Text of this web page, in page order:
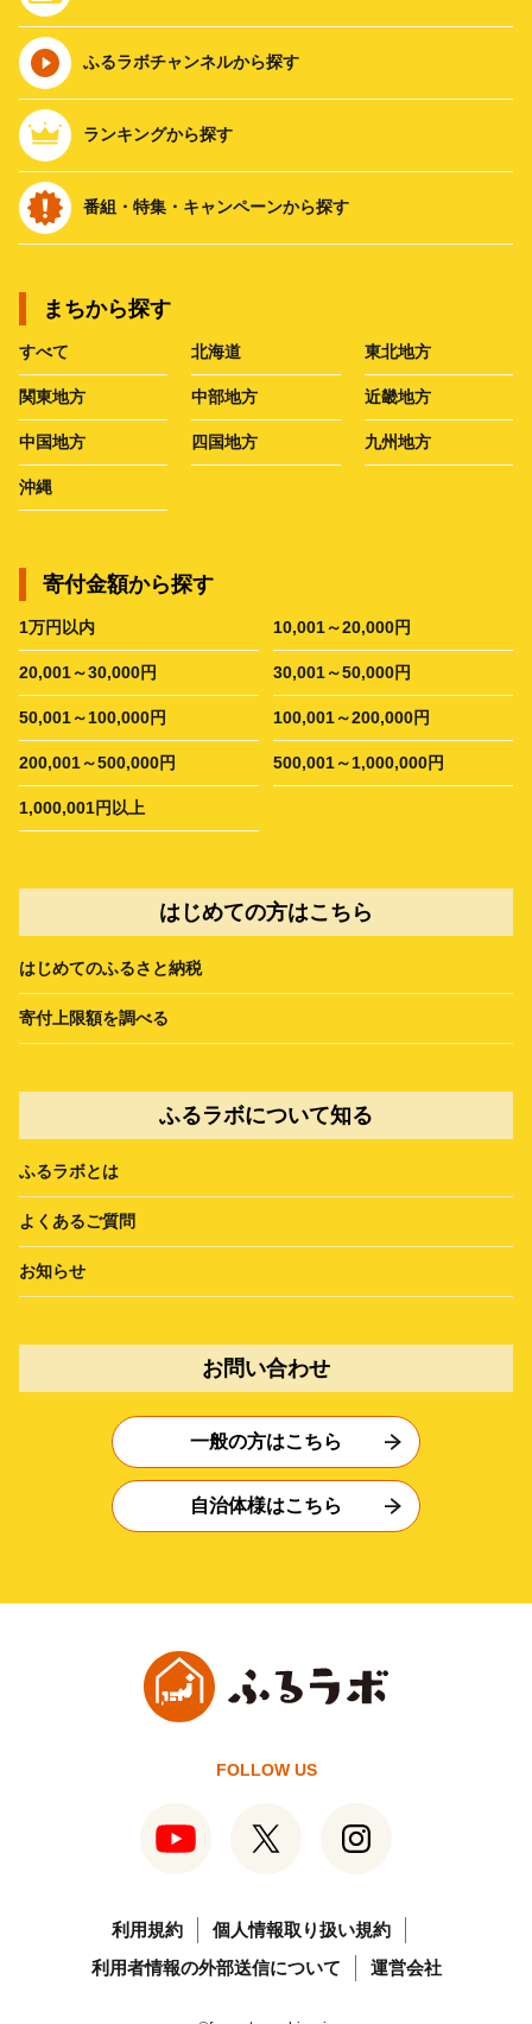
ふるラボチャンネルから探す
ランキングから探す
番組・特集・キャンペーンから探す
まちから探す
すべて 北海道 東北地方
関東地方 中部地方 近畿地方
中国地方 四国地方 九州地方
沖縄
寄付金額から探す
1万円以内 10,001～20,000円
20,001～30,000円 30,001～50,000円
50,001～100,000円 100,001～200,000円
200,001～500,000円 500,001～1,000,000円
1,000,001円以上
はじめての方はこちら
はじめてのふるさと納税
寄付上限額を調べる
ふるラボについて知る
ふるラボとは
よくあるご質問
お知らせ
お問い合わせ
一般の方はこちら
自治体様はこちら
FOLLOW US
利用規約
個人情報取り扱い規約
利用者情報の外部送信について
運営会社